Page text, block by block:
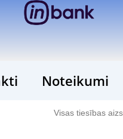
Noteikumi
Visas tiesības